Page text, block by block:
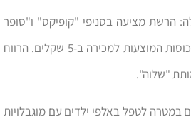
הרשת מציעה בסניפי "קופיקס" ו"סופר
קופיקס" תחתיות ממותגות לכוסות המוצעות למכירה ב-5 שקלים. הרווח
"שלוה".
פועל מזה 26 שנים במטרה לטפל באלפי ילדים עם מוגבלויות